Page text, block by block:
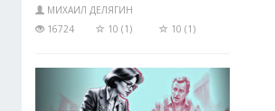
МИХАИЛ ДЕЛЯГИН
16724
10 (1) 10 (1)